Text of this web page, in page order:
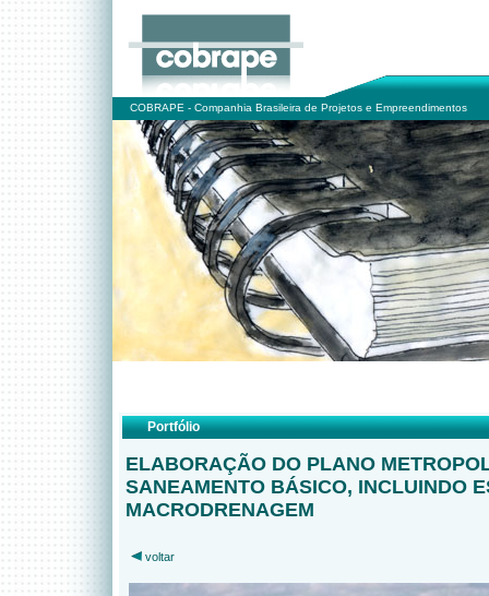
COBRAPE - Companhia Brasileira de Projetos e Empreendimentos
Portfólio
ELABORAÇÃO DO PLANO
SANEAMENTO BÁSICO, INCLUINDO
MACRODRENAGEM
voltar